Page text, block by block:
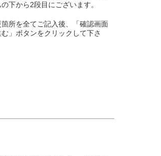
下から2段目にございます。
箇所を全てご記入後、「確認画面
」ボタンをクリックして下さ